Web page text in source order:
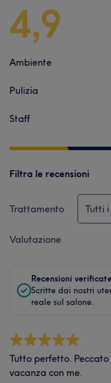
4,9
Ambiente
Pulizia
Staff
Filtra le recensioni
Trattamento Tutti
Valutazione
Recensioni
Scritte dai nostri
reale sul salone.
Tutto perfetto.
vacanza con me.